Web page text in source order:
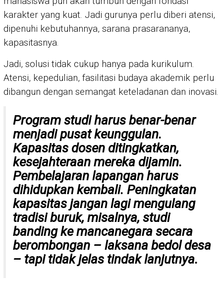
karakter yang kuat. Jadi gurunya perlu diberi atensi,
dipenuhi kebutuhannya, sarana prasarananya,
kapasitasnya.
Jadi, solusi tidak cukup hanya pada kurikulum.
Atensi, kepedulian, fasilitasi budaya akademik perlu
dibangun dengan semangat keteladanan dan inovasi.
Program studi harus benar-benar
menjadi pusat keunggulan.
Kapasitas dosen ditingkatkan,
kesejahteraan mereka dijamin.
Pembelajaran lapangan harus
dihidupkan kembali. Peningkatan
kapasitas jangan lagi mengulang
tradisi buruk, misalnya, studi
banding ke mancanegara secara
berombongan – laksana bedol desa
– tapi tidak jelas tindak lanjutnya.